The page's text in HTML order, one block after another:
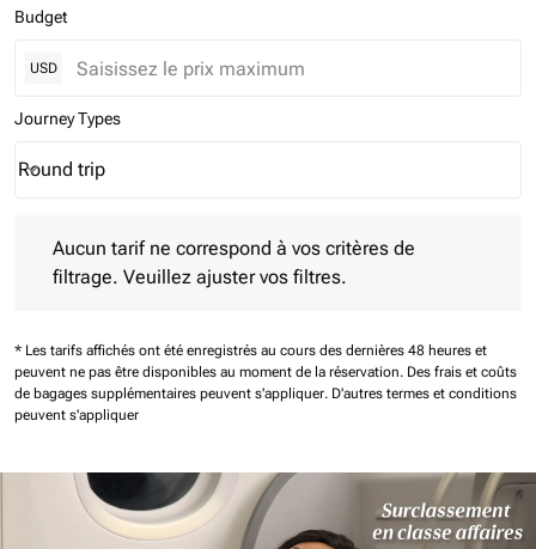
Budget
USD
Journey Types
Journey Types option Round trip Selected
Round trip
keyboard_arrow_down
Aucun tarif ne correspond à vos critères de
filtrage. Veuillez ajuster vos filtres.
* Les tarifs affichés ont été enregistrés au cours des dernières 48 heures et
peuvent ne pas être disponibles au moment de la réservation. Des frais et coûts
de bagages supplémentaires peuvent s'appliquer. D'autres termes et conditions
peuvent s'appliquer